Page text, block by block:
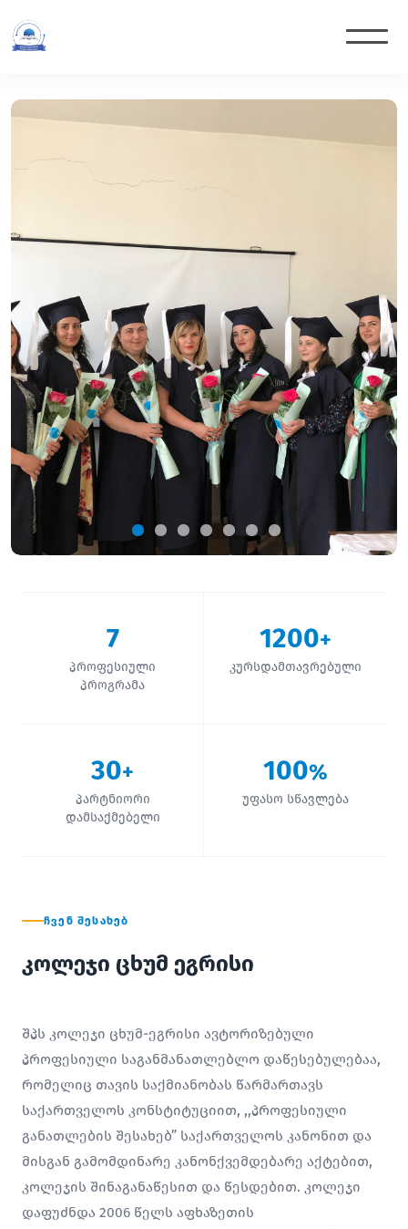
7
პროფესიული
პროგრამა
1200+
კურსდამთავრებული
30+
პარტნიორი
დამსაქმებელი
100%
უფასო სწავლება
ᲩᲕᲔᲜ ᲨᲔᲡᲐᲮᲔᲑ
კოლეჯი ცხუმ ეგრისი
შპს კოლეჯი ცხუმ-ეგრისი ავტორიზებული
პროფესიული საგანმანათლებლო დაწესებულებაა,
რომელიც თავის საქმიანობას წარმართავს
საქართველოს კონსტიტუციით, ,,პროფესიული
განათლების შესახებ” საქართველოს კანონით და
მისგან გამომდინარე კანონქვემდებარე აქტებით,
კოლეჯის შინაგანაწესით და წესდებით. კოლეჯი
დაფუძნდა 2006 წელს აფხაზეთის